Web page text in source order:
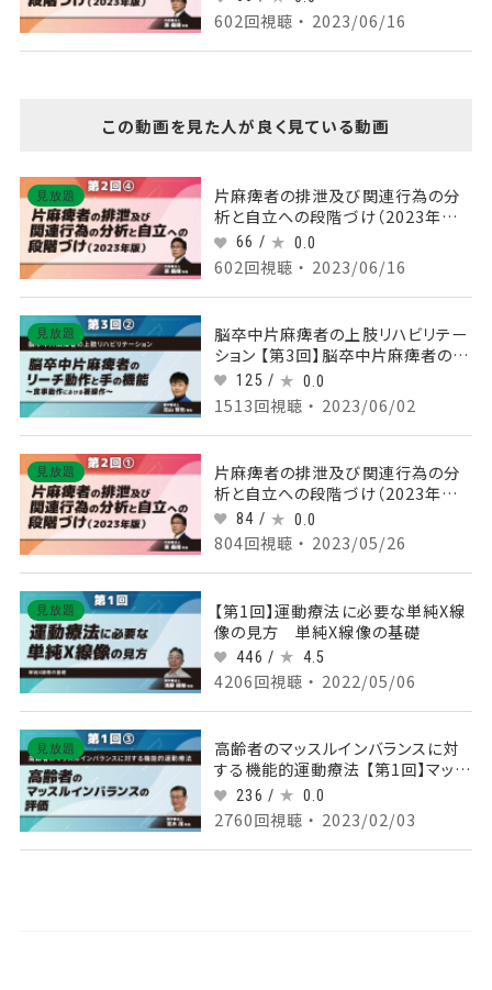
を促す上衣着脱への介入
602回視聴 ・ 2023/06/16
この動画を見た人が良く見ている動画
見放題
片麻痺者の排泄及び関連行為の分
析と自立への段階づけ（2023年版）
【第2回】 Part④足部への体重負荷
を促す上衣着脱への介入
66 / 0.0
602回視聴 ・ 2023/06/16
見放題
脳卒中片麻痺者の上肢リハビリテー
ション 【第3回】脳卒中片麻痺者のリ
ーチ動作と手の機能～食事動作にお
ける箸操作～ Part②食事動作にお
ける上肢・手の機能2
125 / 0.0
1513回視聴 ・ 2023/06/02
見放題
片麻痺者の排泄及び関連行為の分
析と自立への段階づけ（2023年版）
【第2回】 Part①移動に繋がる起居
動作の誘導
84 / 0.0
804回視聴 ・ 2023/05/26
見放題
【第1回】運動療法に必要な単純X線
像の見方 単純X線像の基礎
446 / 4.5
4206回視聴 ・ 2022/05/06
見放題
高齢者のマッスルインバランスに対
する機能的運動療法 【第1回】マッス
ルインバランスの評価 Part③姿勢
の評価2
236 / 0.0
2760回視聴 ・ 2023/02/03